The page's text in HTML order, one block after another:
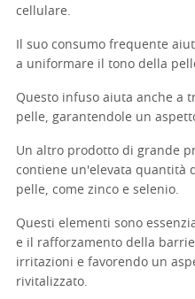
cellulare.
Il suo consumo frequente
a uniformare il tono della
Questo infuso aiuta anche a
pelle, garantendole un
Un altro prodotto di grande
contiene un'elevata quantità
pelle, come zinco e selenio.
Questi elementi sono
e il rafforzamento della
irritazioni e favorendo un
rivitalizzato.